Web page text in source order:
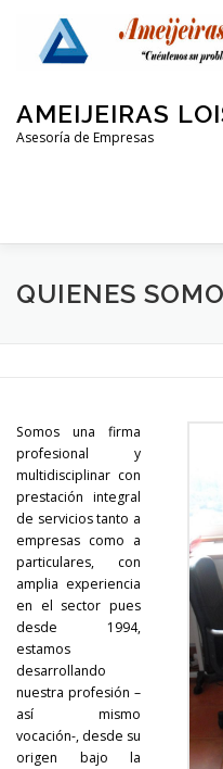
contenido
AMEIJEIRAS
Asesoría de Empresas
QUIENES SOMOS
OTRAS AREAS
QUIENES
Somos una firma
profesional y
multidisciplinar con
prestación integral
de servicios tanto a
empresas como a
particulares, con
amplia experiencia
en el sector pues
desde 1994,
estamos
desarrollando
nuestra profesión –
así mismo
vocación-, desde su
origen bajo la